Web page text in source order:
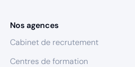
Nos agences
Cabinet de recrutement
Centres de formation